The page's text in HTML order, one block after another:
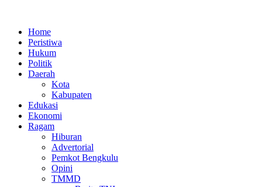
Ekonomi
Home
Peristiwa
Hukum
Politik
Daerah
Kota
Kabupaten
Edukasi
Ekonomi
Ragam
Hiburan
Advertorial
Pemkot Bengkulu
Opini
TMMD